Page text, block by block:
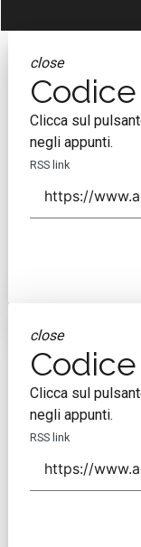
close
Codice
Clicca sul
negli appunti.
RSS link
close
Codice
Clicca sul
negli appunti.
RSS link